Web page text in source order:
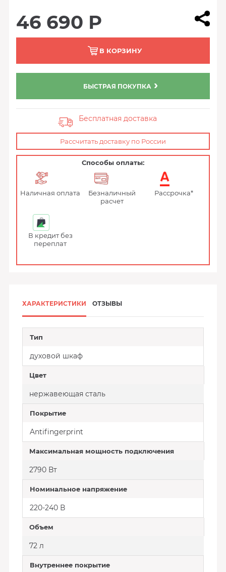
46 690 Р
В КОРЗИНУ
БЫСТРАЯ ПОКУПКА
Бесплатная доставка
Рассчитать доставку по России
Способы оплаты:
Наличная оплата
Безналичный
расчет
Рассрочка*
В кредит без
переплат
ХАРАКТЕРИСТИКИ ОТЗЫВЫ
Тип
духовой шкаф
Цвет
нержавеющая сталь
Покрытие
Antifingerprint
Максимальная мощность подключения
2790 Вт
Номинальное напряжение
220-240 В
Объем
72 л
Внутреннее покрытие